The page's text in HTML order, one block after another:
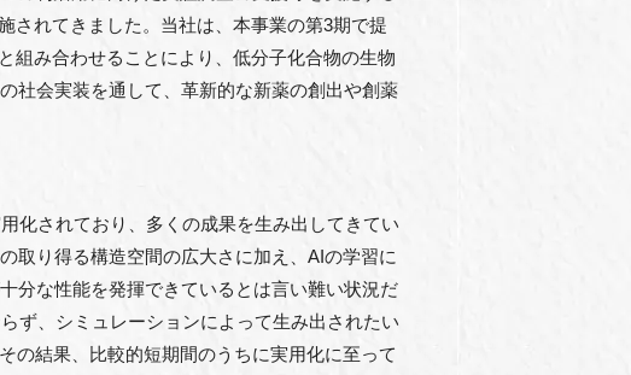
されてきました。当社は、本事業の第3期で提
組み合わせることにより、低分子化合物の生物
社会実装を通して、革新的な新薬の創出や創薬
化されており、多くの成果を生み出してきてい
取り得る構造空間の広大さに加え、AIの学習に
分な性能を発揮できているとは言い難い状況だ
ず、シミュレーションによって生み出されたい
の結果、比較的短期間のうちに実用化に至って